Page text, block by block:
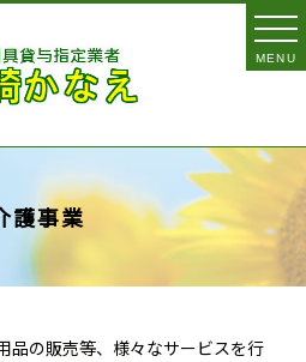
MENU
護事業
品の販売等、様々なサービスを行